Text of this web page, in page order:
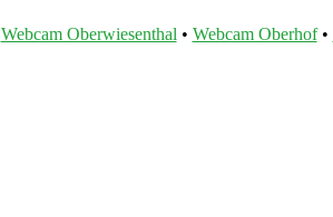
Webcam Oberwiesenthal • Webcam Oberhof•